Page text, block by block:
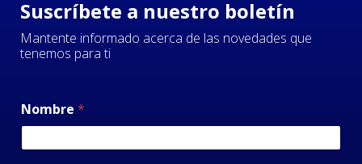
Suscríbete a nuestro boletín
Mantente informado acerca de las novedades que
tenemos para ti
Nombre *